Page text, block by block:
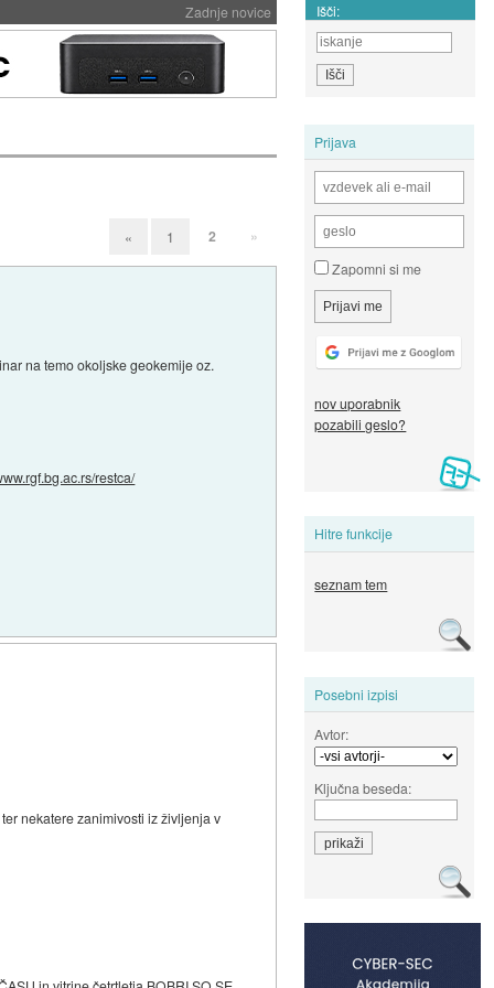
Zadnje novice Išči:
Prijava
Zapomni si me
nov uporabnik
pozabili geslo?
Hitre funkcije
seznam tem
Posebni izpisi
Avtor:
Ključna beseda:
« 1 2 »
na temo okoljske geokemije oz.
restca/
nekatere zanimivosti iz življenja v